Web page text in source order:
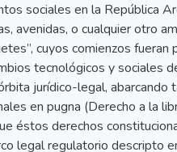
sociales en la República
avenidas, o cualquier otro
cuyos comienzos
tecnológicos y sociales
jurídico-legal,
en pugna (Derecho a la
éstos derechos
legal regulatorio descripto